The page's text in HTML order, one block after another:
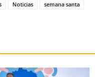
Noticias semana santa